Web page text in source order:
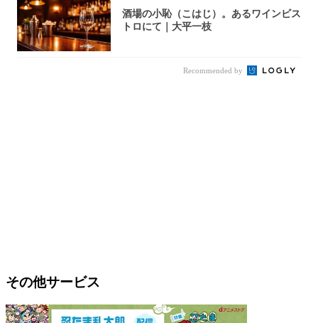
酒場の小恥（こはじ）。あるワインビス
トロにて｜大平一枝
Recommended by
その他サービス